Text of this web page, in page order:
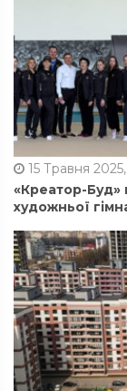
15 Травня
«Креатор-Буд»
художньої